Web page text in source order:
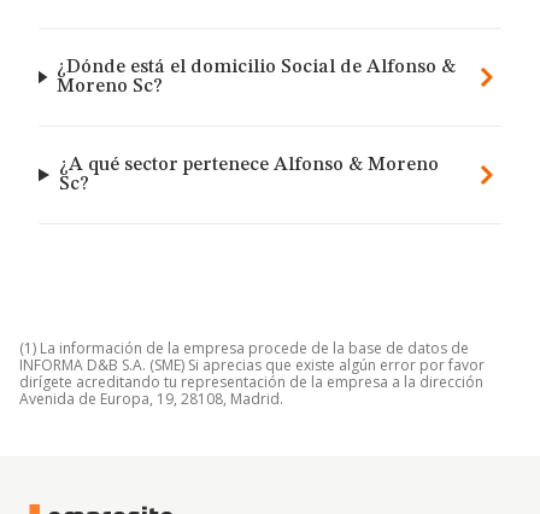
¿Dónde está el domicilio Social de Alfonso &
Moreno Sc?
¿A qué sector pertenece Alfonso & Moreno
Sc?
(1) La información de la empresa procede de la base de datos de
INFORMA D&B S.A. (SME) Si aprecias que existe algún error por favor
dirígete acreditando tu representación de la empresa a la dirección
Avenida de Europa, 19, 28108, Madrid.